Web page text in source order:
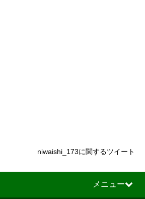
niwaishi_173に関するツイート
メニュー